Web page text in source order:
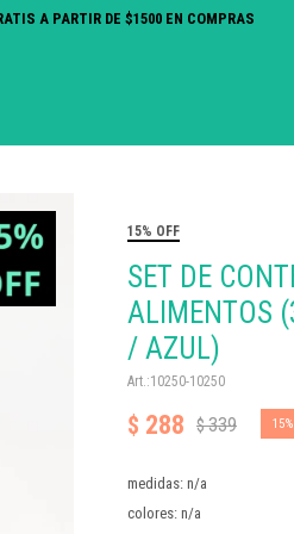
A PARTIR DE $1500 EN COMPRAS
15% OFF
SET DE
ALIMENTOS
/ AZUL)
10250-10250
$ 288 $339 15
medidas: n/a
colores: n/a